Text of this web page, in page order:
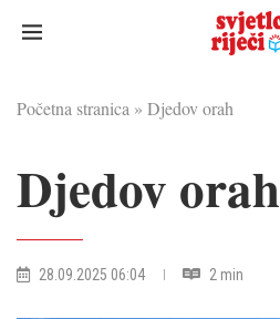
Početna stranica » Djedov orah
Djedov orah
28.09.2025 06:04 2 min